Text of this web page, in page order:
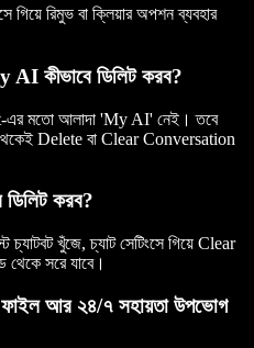
গিয়ে রিমুভ বা ক্লিয়ার অপশন ব্যবহার
কীভাবে ডিলিট করব?
মতো আলাদা 'My AI' নেই। তবে
Delete বা Clear Conversation
করব?
খুঁজে, চ্যাট সেটিংসে গিয়ে Clear
সরে যাবে।
ফাইল আর ২৪/৭ সহায়তা উপভোগ